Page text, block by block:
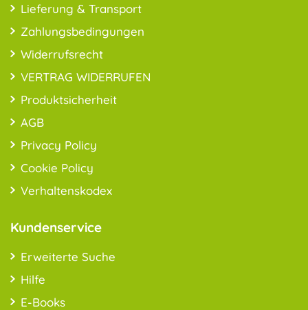
Lieferung & Transport
Zahlungsbedingungen
Widerrufsrecht
VERTRAG WIDERRUFEN
Produktsicherheit
AGB
Privacy Policy
Cookie Policy
Verhaltenskodex
Kundenservice
Erweiterte Suche
Hilfe
E-Books